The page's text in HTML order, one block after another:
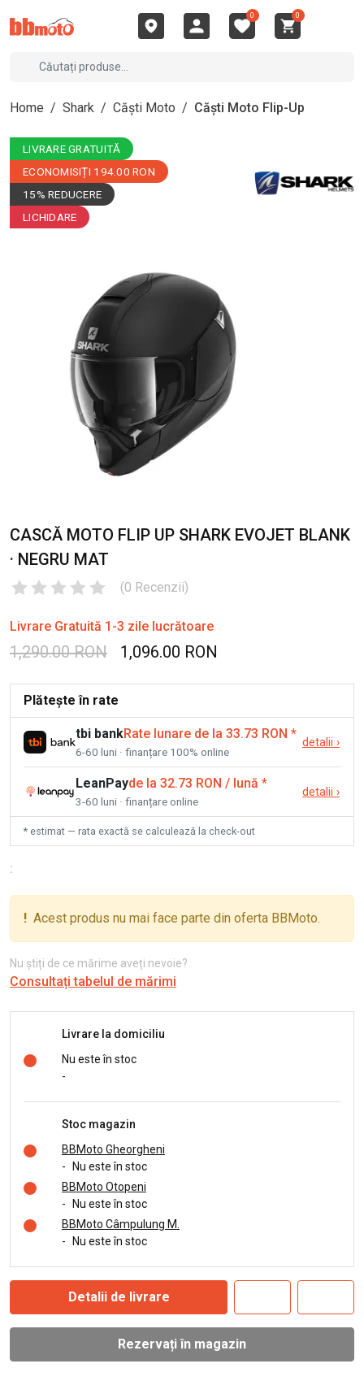
0 0
Home / Shark / Căști Moto / Căști Moto Flip-Up
LIVRARE GRATUITĂ
ECONOMISIȚI 194.00 RON
15% REDUCERE
LICHIDARE
CASCĂ MOTO FLIP UP SHARK EVOJET BLANK
· NEGRU MAT
(0 Recenzii)
Livrare Gratuită 1-3 zile lucrătoare
1,290.00 RON 1,096.00 RON
Plătește în rate
tbi bankRate lunare de la 33.73 RON *
6-60 luni · finanțare 100% online
detalii ›
LeanPayde la 32.73 RON / lună *
3-60 luni · finanțare online
detalii ›
* estimat — rata exactă se calculează la check-out
:
! Acest produs nu mai face parte din oferta BBMoto.
Nu știți de ce mărime aveți nevoie?
Consultați tabelul de mărimi
Livrare la domiciliu
Nu este în stoc
-
Stoc magazin
BBMoto Gheorgheni
- Nu este în stoc
BBMoto Otopeni
- Nu este în stoc
BBMoto Câmpulung M.
- Nu este în stoc
Detalii de livrare
Rezervați în magazin